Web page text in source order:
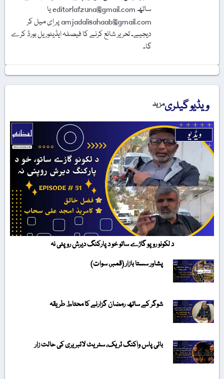
ساتھ editorlafzuna@gmail.com یا
amjadalisahaab@gmail.com پر اِی میل کر
دیجیے۔ تحریر شائع کرنے کا فیصلہ ایڈیٹوریل بورڈ کرے
گا۔
ویڈیو گیلریمزید
د لکونو روپو گاڑے ساتو خو د پارکنگ دیرش روپئی نہ
پشاور سستا بازار (قمبر، سوات)
شوگر کے ساتھ رمضان گزارنے کا محتاط طریقہ
بائی پاس واکنگ ٹریک، سٹریٹ لائبریری کی حالت زار